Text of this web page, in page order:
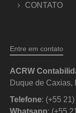
CONTATO
Entre em contato
ACRW
Duque de Caxias,
Telefone: (+55
Whatsapp: (+55